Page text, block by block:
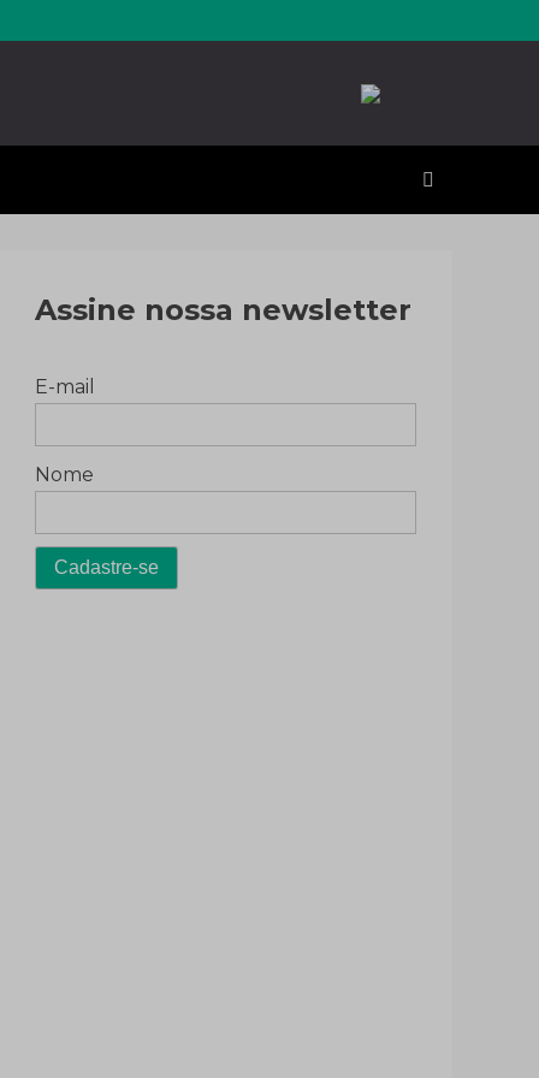
Assine nossa newsletter
E-mail
Nome